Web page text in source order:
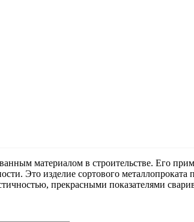
материалом в строительстве. Его
Это изделие сортового
прекрасными показателями